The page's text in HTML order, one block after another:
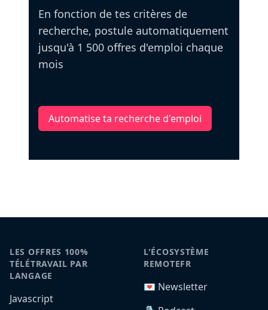
En fonction de tes critères de
recherche, postule automatiquement
jusqu'à 1 500 offres d'emploi chaque
mois
Automatise ta recherche d'emploi
LES OFFRES 100%
TÉLÉTRAVAIL PAR
LANGAGE
Javascript
L'ÉCOSYSTÈME
REMOTEFR
💌 Newsletter